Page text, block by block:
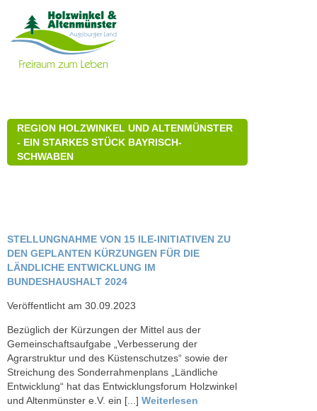
REGION HOLZWINKEL UND ALTENMÜNSTER
- EIN STARKES STÜCK BAYRISCH-
SCHWABEN
STELLUNGNAHME VON 15 ILE-INITIATIVEN ZU
DEN GEPLANTEN KÜRZUNGEN FÜR DIE
LÄNDLICHE ENTWICKLUNG IM
BUNDESHAUSHALT 2024
Veröffentlicht am 30.09.2023
Bezüglich der Kürzungen der Mittel aus der
Gemeinschaftsaufgabe „Verbesserung der
Agrarstruktur und des Küstenschutzes“ sowie der
Streichung des Sonderrahmenplans „Ländliche
Entwicklung“ hat das Entwicklungsforum Holzwinkel
und Altenmünster e.V. ein [...] Weiterlesen